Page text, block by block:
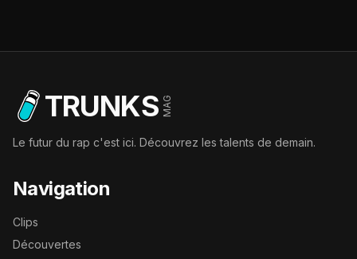
TRUNKS MAG
Le futur du rap c'est ici. Découvrez les talents de demain.
Navigation
Clips
Découvertes